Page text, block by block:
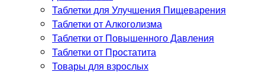
Таблетки для Улучшения Пищеварения
Таблетки от Алкоголизма
Таблетки от Повышенного Давления
Таблетки от Простатита
Товары для взрослых